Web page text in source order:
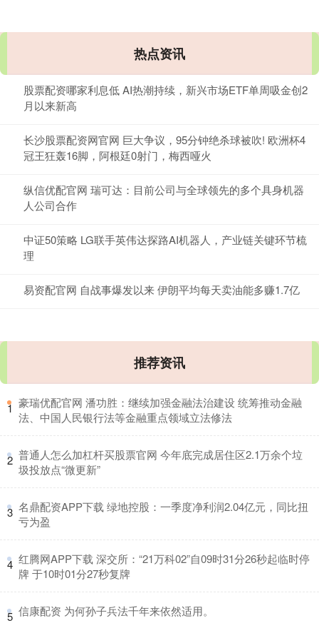
热点资讯
股票配资哪家利息低 AI热潮持续，新兴市场ETF单周吸金创2
月以来新高
长沙股票配资网官网 巨大争议，95分钟绝杀球被吹! 欧洲杯4
冠王狂轰16脚，阿根廷0射门，梅西哑火
纵信优配官网 瑞可达：目前公司与全球领先的多个具身机器
人公司合作
中证50策略 LG联手英伟达探路AI机器人，产业链关键环节梳
理
易资配官网 自战事爆发以来 伊朗平均每天卖油能多赚1.7亿
推荐资讯
1 ​豪瑞优配官网 潘功胜：继续加强金融法治建设 统筹推动金融
法、中国人民银行法等金融重点领域立法修法
2 ​普通人怎么加杠杆买股票官网 今年底完成居住区2.1万余个垃
圾投放点“微更新”
3 ​名鼎配资APP下载 绿地控股：一季度净利润2.04亿元，同比扭
亏为盈
4 ​红腾网APP下载 深交所：“21万科02”自09时31分26秒起临时停
牌 于10时01分27秒复牌
5 ​信康配资 为何孙子兵法千年来依然适用。